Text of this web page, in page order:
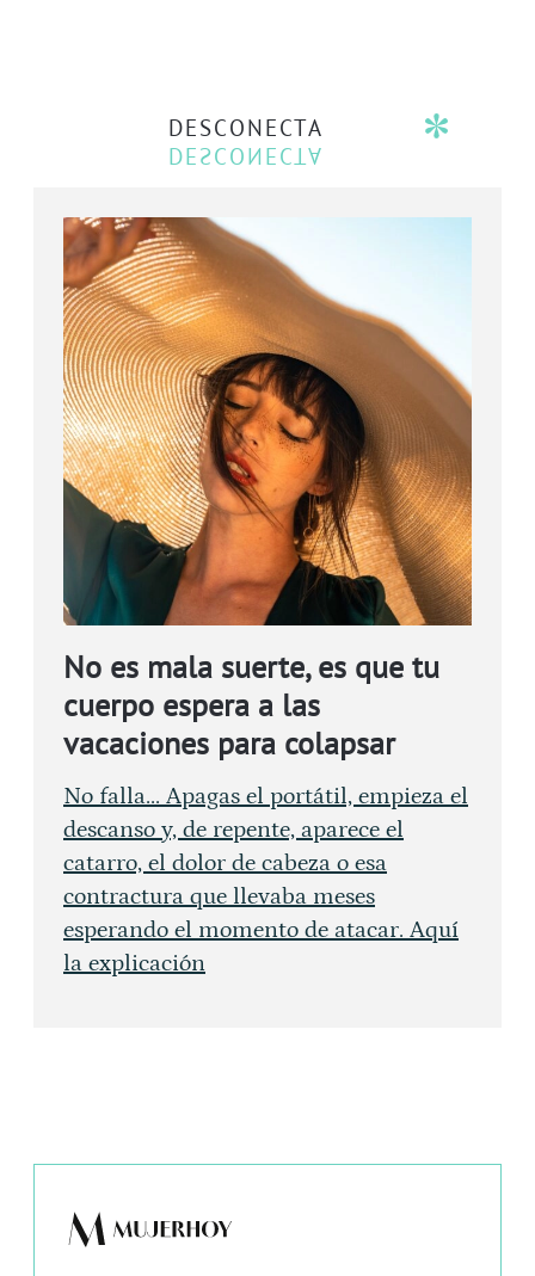
DESCONECTA
No es mala suerte, es que tu
cuerpo espera a las
vacaciones para colapsar
No falla... Apagas el portátil, empieza el
descanso y, de repente, aparece el
catarro, el dolor de cabeza o esa
contractura que llevaba meses
esperando el momento de atacar. Aquí
la explicación